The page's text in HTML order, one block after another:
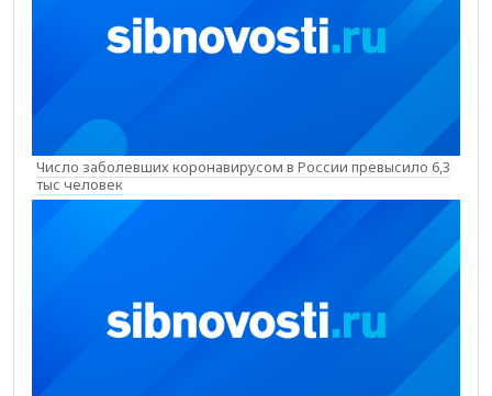
Число заболевших коронавирусом в России превысило 6,3
тыс человек